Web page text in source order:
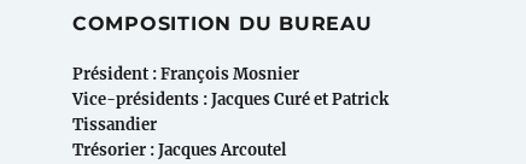
COMPOSITION DU BUREAU
Président : François Mosnier
Vice-présidents : Jacques Curé et Patrick
Tissandier
Trésorier : Jacques Arcoutel